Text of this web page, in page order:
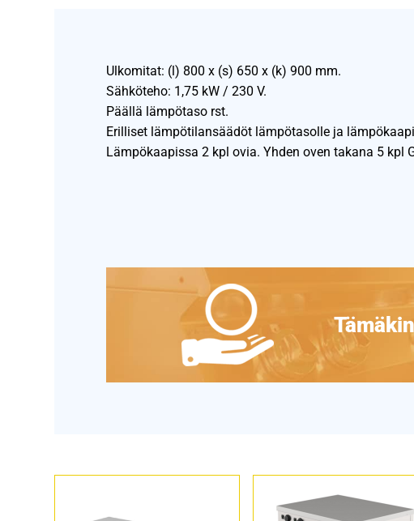
Ulkomitat: (l) 800 x (s) 650 x (k) 900 mm.
Sähköteho: 1,75 kW / 230 V.
Päällä lämpötaso rst.
Erilliset lämpötilansäädöt lämpötasolle ja
Lämpökaapissa 2 kpl ovia. Yhden oven takana 5 kpl